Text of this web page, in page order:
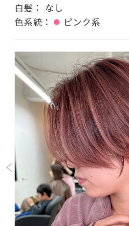
白髪： なし
色系統：
ピンク系